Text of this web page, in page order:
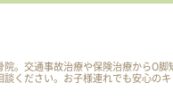
院。交通事故治療や保険治療からO
ください。 お子様連れでも安心の